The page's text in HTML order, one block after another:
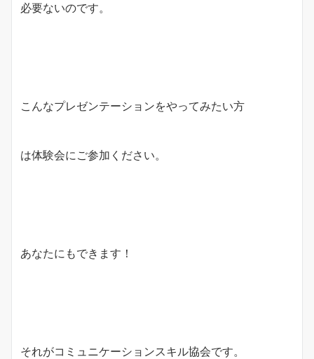
必要ないのです。
こんなプレゼンテーションをやってみたい方
は体験会にご参加ください。
あなたにもできます！
それがコミュニケーションスキル協会です。